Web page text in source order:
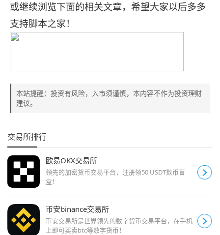
或继续浏览下面的相关文章，希望大家以后多多
支持脚本之家！
本站提醒：投资有风险，入市须谨慎，本内容不作为投资理财
建议。
交易所排行
欧易OKX交易所
领先的加密货币交易平台，注册领50 USDT数币盲
盒！
币安binance交易所
币安交易所是世界领先的数字货币交易平台，在手机
上即可买卖btc等数字货币！